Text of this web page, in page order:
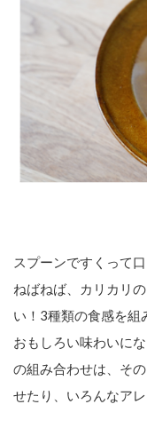
スプーンですくって
ねばねば、カリカリ
い！3種類の食感を組
おもしろい味わいに
の組み合わせは、そ
せたり、いろんなア